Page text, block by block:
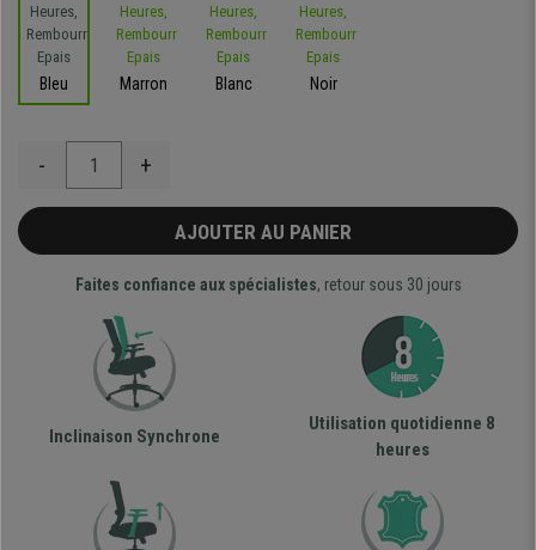
Bleu Marron Blanc Noir
- +
AJOUTER AU PANIER
Faites confiance aux spécialistes, retour sous 30 jours
Inclinaison Synchrone
Utilisation quotidienne 8
heures